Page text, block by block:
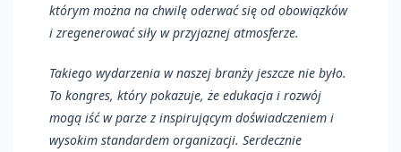
którym można na chwilę oderwać się od obowiązków
i zregenerować siły w przyjaznej atmosferze.
Takiego wydarzenia w naszej branży jeszcze nie było.
To kongres, który pokazuje, że edukacja i rozwój
mogą iść w parze z inspirującym doświadczeniem i
wysokim standardem organizacji. Serdecznie